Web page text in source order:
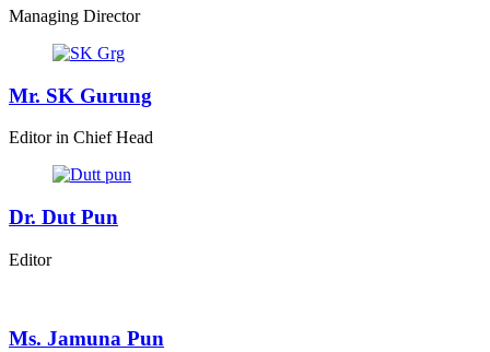
Managing Director
Mr. SK Gurung
Editor in Chief Head
Dr. Dut Pun
Editor
Ms. Jamuna Pun